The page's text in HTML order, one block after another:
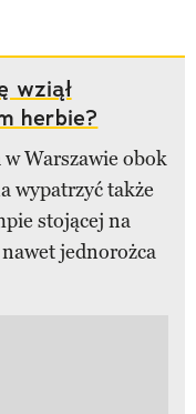
wziął
herbie?
Warszawie obok
wypatrzyć także
stojącej na
jednorożca